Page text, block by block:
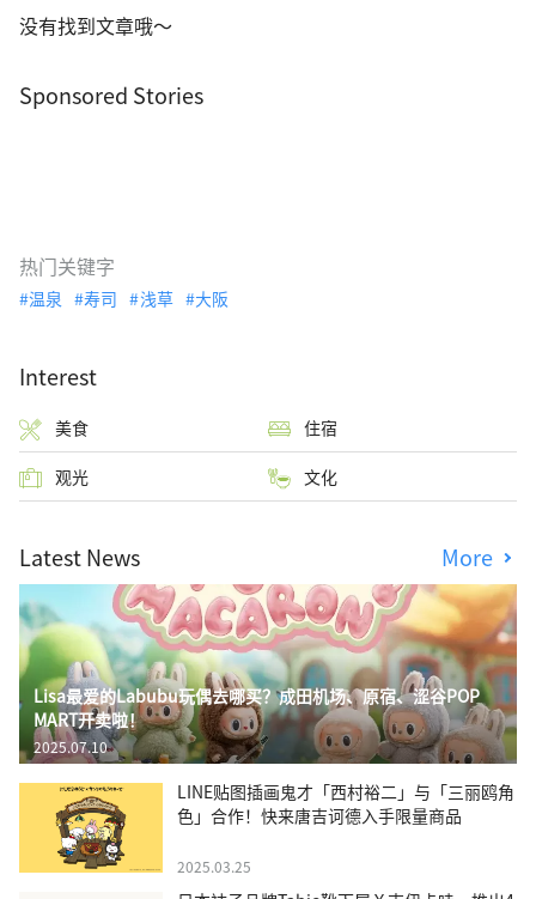
没有找到文章哦～
Sponsored Stories
热门关键字
温泉 寿司 浅草 大阪
Interest
美食 住宿
观光 文化
Latest News More
Lisa最爱的Labubu玩偶去哪买？成田机场、原宿、涩谷POP
MART开卖啦！
2025.07.10
LINE贴图插画鬼才「西村裕二」与「三丽鸥角
色」合作！快来唐吉诃德入手限量商品
2025.03.25